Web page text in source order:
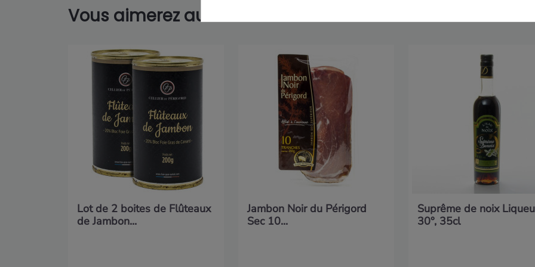
Vous aimerez aussi...
Lot de 2 boites de Flûteaux
de Jambon...
Jambon Noir du Périgord
Sec 10...
Suprême de noix
30°, 35cl